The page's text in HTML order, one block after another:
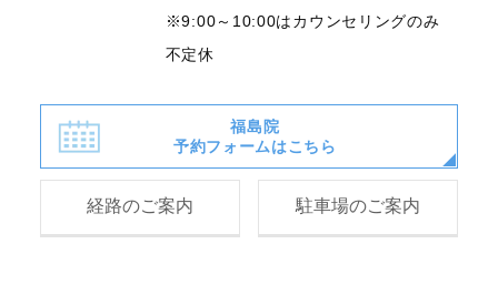
※9:00～10:00はカウンセリングのみ
不定休
福島院
予約フォームはこちら
経路のご案内 駐車場のご案内